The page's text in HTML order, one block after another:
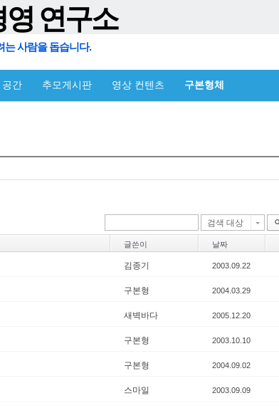
연구소
는 사람을 돕습니다.
공간 추모게시판 영상 컨텐츠 구본형체
검색 대상
글쓴이 날짜
김종기 2003.09.22
구본형 2004.03.29
새벽바다 2005.12.20
구본형 2003.10.10
구본형 2004.09.02
스마일 2003.09.09